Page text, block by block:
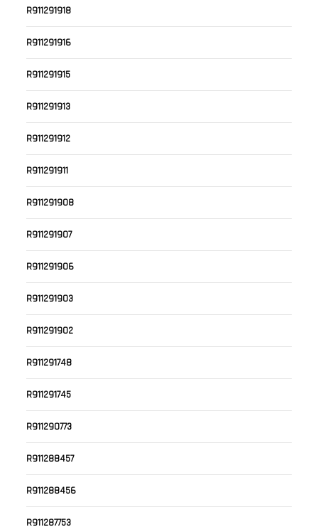
R911291918
R911291916
R911291915
R911291913
R911291912
R911291911
R911291908
R911291907
R911291906
R911291903
R911291902
R911291748
R911291745
R911290773
R911288457
R911288456
R911287753